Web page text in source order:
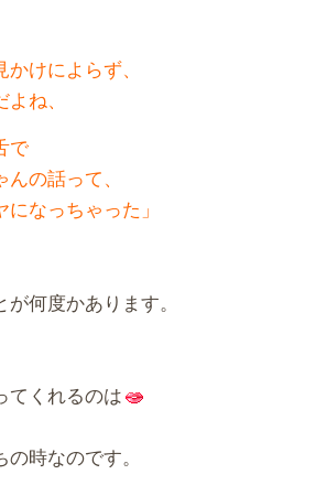
かけによらず、
ね、
で
の話って、
なっちゃった」
何度かあります。
てくれるのは
時なのです。